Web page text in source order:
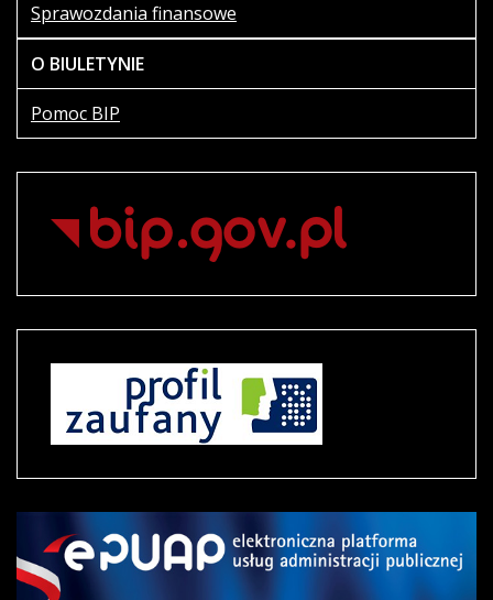
Sprawozdania finansowe
O BIULETYNIE
Pomoc BIP